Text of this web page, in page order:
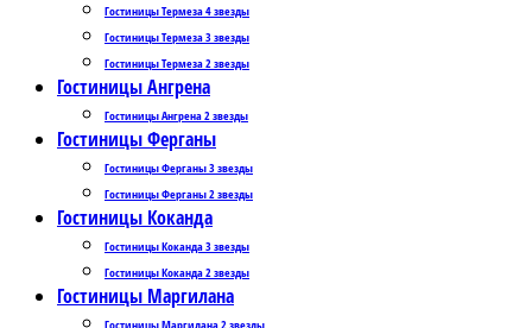
Гостиницы Термеза 4 звезды
Гостиницы Термеза 3 звезды
Гостиницы Термеза 2 звезды
Гостиницы Ангрена
Гостиницы Ангрена 2 звезды
Гостиницы Ферганы
Гостиницы Ферганы 3 звезды
Гостиницы Ферганы 2 звезды
Гостиницы Коканда
Гостиницы Коканда 3 звезды
Гостиницы Коканда 2 звезды
Гостиницы Маргилана
Гостиницы Маргилана 2 звезды